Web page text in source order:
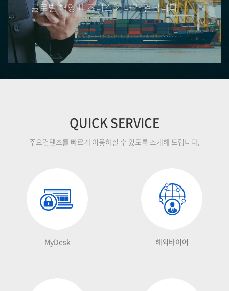
글로벌 해양 비즈니스 시대가 열립니다.
QUICK SERVICE
주요컨텐츠를 빠르게 이용하실 수 있도록 소개해 드립니다.
MyDesk 해외바이어